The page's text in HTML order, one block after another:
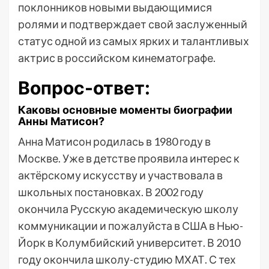
поклонников новыми выдающимися
ролями и подтверждает свой заслуженный
статус одной из самых ярких и талантливых
актрис в российском кинематографе.
Вопрос-ответ:
Каковы основные моменты биографии
Анны Матисон?
Анна Матисон родилась в 1980 году в
Москве. Уже в детстве проявила интерес к
актёрскому искусству и участвовала в
школьных постановках. В 2002 году
окончила Русскую академическую школу
коммуникации и пожалуйста в США в Нью-
Йорк в Колумбийский университет. В 2010
году окончила школу-студию МХАТ. С тех